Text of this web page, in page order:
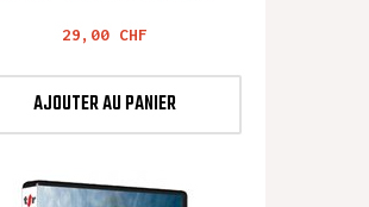
Prix
29,00 CHF
AJOUTER AU PANIER